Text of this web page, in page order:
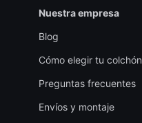
Nuestra empresa
Blog
Cómo elegir tu colchón
Preguntas frecuentes
Envíos y montaje